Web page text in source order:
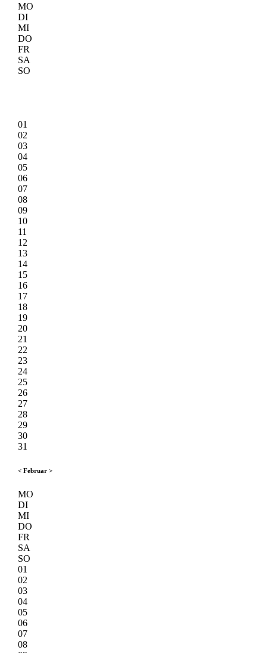
MO
DI
MI
DO
FR
SA
SO
01
02
03
04
05
06
07
08
09
10
11
12
13
14
15
16
17
18
19
20
21
22
23
24
25
26
27
28
29
30
31
< Februar >
MO
DI
MI
DO
FR
SA
SO
01
02
03
04
05
06
07
08